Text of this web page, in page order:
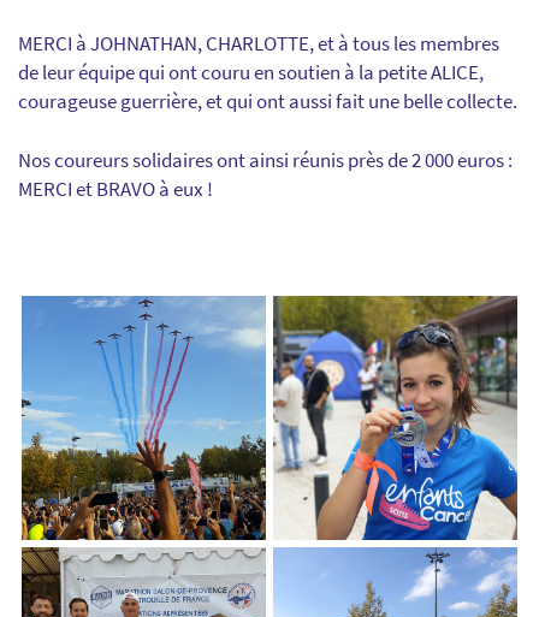
MERCI à JOHNATHAN, CHARLOTTE, et à tous les membres
de leur équipe qui ont couru en soutien à la petite ALICE,
courageuse guerrière, et qui ont aussi fait une belle collecte.
Nos coureurs solidaires ont ainsi réunis près de 2 000 euros :
MERCI et BRAVO à eux !